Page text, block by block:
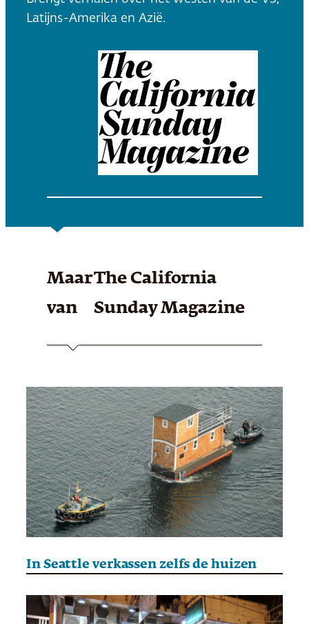
Latijns-Amerika en Azië.
Maar
van
The California
Sunday Magazine
In Seattle verkassen zelfs de huizen